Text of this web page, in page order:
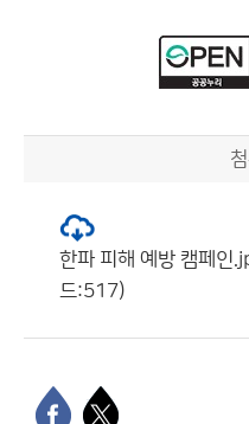
한파 피해 예방 캠페인
드:517)